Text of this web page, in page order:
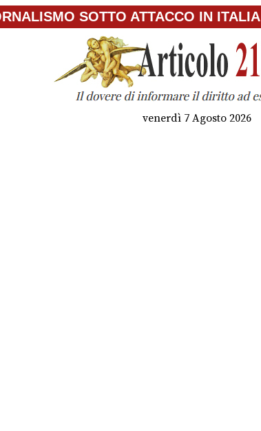
SOTTO ATTACCO IN ITALIA
venerdì 7 Agosto 2026